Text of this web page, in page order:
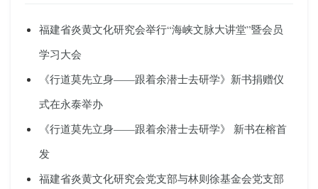
福建省炎黄文化研究会举行“海峡文脉大讲堂”暨会员
学习大会
《行道莫先立身——跟着余潜士去研学》新书捐赠仪
式在永泰举办
《行道莫先立身——跟着余潜士去研学》 新书在榕首
发
福建省炎黄文化研究会党支部与林则徐基金会党支部